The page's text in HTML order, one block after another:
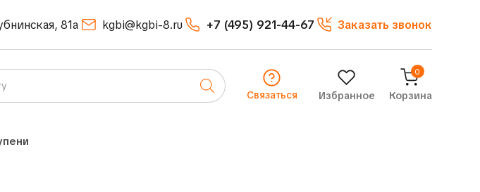
81а kgbi@kgbi-8.ru +7 (495) 921-44-67 Заказать звонок
Связаться Избранное
0
Корзина